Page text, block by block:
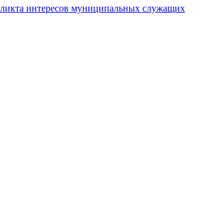
интересов муниципальных служащих